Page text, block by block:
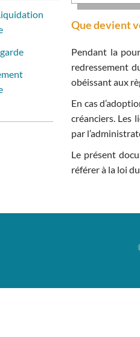
Que devient
Pendant la
redressement
obéissant aux
En cas
créanciers. Les
par
Le présent
référer à la loi